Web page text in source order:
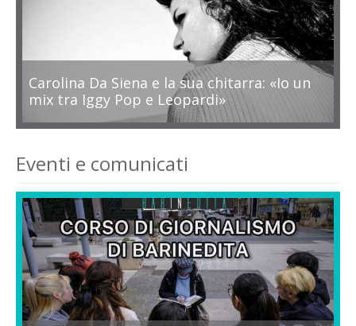
Carolina Da Siena e la sua chitarra: «Io un
mix tra Iggy Pop e Leopardi»
Eventi e comunicati